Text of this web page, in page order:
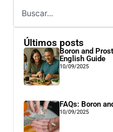
Últimos posts
Boron and
English Guide
10/09/2025
FAQs: Boron
10/09/2025